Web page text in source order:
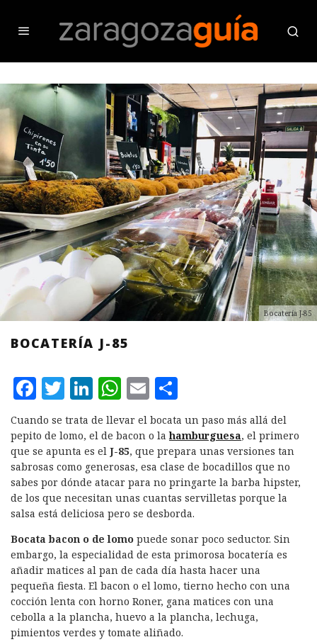
Bocatería J-85
BOCATERÍA J-85
F
a
c
e
b
o
o
k
T
w
it
te
r
L
i
n
k
e
d
I
n
W
h
at
s
A
p
p
E
m
ai
l
o
m
p
a
rt
ir
Cuando se trata de llevar el bocata un paso más allá del
pepito de lomo, el de bacon o lahamburguesa, el primero
que se apunta es el J-85, que prepara unas versiones tan
sabrosas como generosas, esa clase de bocadillos que no
sabes por dónde atacar para no pringarte la barba hipster,
de los que necesitan unas cuantas servilletas porque la
salsa está deliciosa pero se desborda.
Bocata bacon o de lomo puede sonar poco seductor. Sin
embargo, la especialidad de esta primorosa bocatería es
añadir matices al pan de cada día hasta hacer una
pequeña fiesta. El bacon o el lomo, tierno hecho con una
cocción lenta con horno Roner, gana matices con una
cebolla a la plancha, huevo a la plancha, lechuga,
pimientos verdes y tomate aliñado.